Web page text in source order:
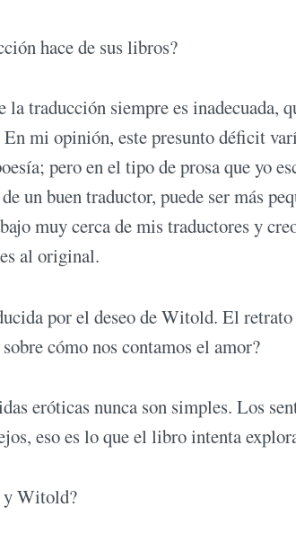
hace de sus libros?
traducción siempre es inadecuada,
mi opinión, este presunto déficit
pero en el tipo de prosa que yo
un buen traductor, puede ser más
muy cerca de mis traductores y
al original.
por el deseo de Witold. El retrato
cómo nos contamos el amor?
eróticas nunca son simples. Los
eso es lo que el libro intenta
y Witold?